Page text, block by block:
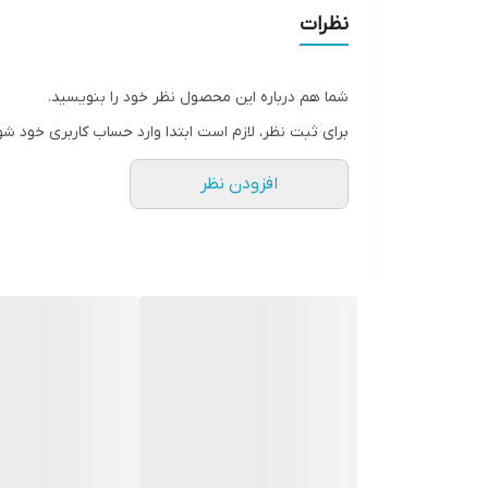
• حجم دهنده و بلند کننده مژه ها
• دارای پیگمنت قوی
• بدون ریزش و پخش شدگی
• ضد حساسیت
نظرات
شما هم درباره این محصول نظر خود را بنویسید.
برای ثبت نظر، لازم است ابتدا وارد حساب کاربری خود
افزودن نظر